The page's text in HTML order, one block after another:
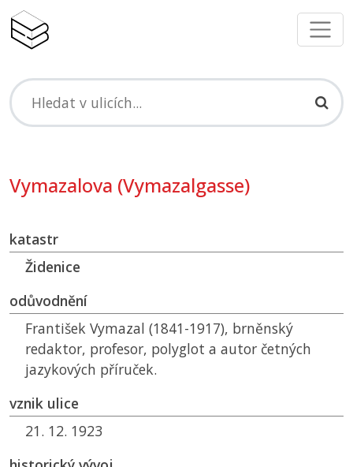
Vymazalova (Vymazalgasse)
katastr
Židenice
odůvodnění
František Vymazal (1841-1917), brněnský
redaktor, profesor, polyglot a autor četných
jazykových příruček.
vznik ulice
21. 12. 1923